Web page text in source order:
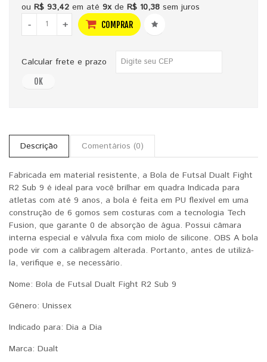
ou R$ 93,42 em até 9xde R$ 10,38 sem juros
-
+ COMPRAR
Calcular frete e prazo
OK
Descrição Comentários (0)
Fabricada em material resistente, a Bola de Futsal Dualt Fight
R2 Sub 9 é ideal para você brilhar em quadra Indicada para
atletas com até 9 anos, a bola é feita em PU flexível em uma
construção de 6 gomos sem costuras com a tecnologia Tech
Fusion, que garante 0 de absorção de água. Possui câmara
interna especial e válvula fixa com miolo de silicone. OBS A bola
pode vir com a calibragem alterada. Portanto, antes de utilizá-
la, verifique e, se necessário.
Nome: Bola de Futsal Dualt Fight R2 Sub 9
Gênero: Unissex
Indicado para: Dia a Dia
Marca: Dualt